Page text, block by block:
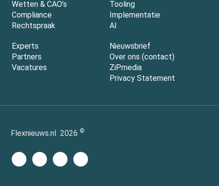
Wetten & CAO’s
Compliance
Rechtspraak
Tooling
Implementatie
AI
Experts
Partners
Vacatures
Nieuwsbrief
Over ons (contact)
ZiPmedia
Privacy Statement
Flexnieuws.nl 2026 ©